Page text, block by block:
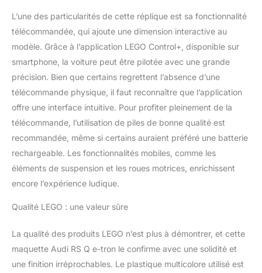
: le Rallye Dakar, les
enfants peuvent
l'épreuve une fois de
plus cette voiture Les
sets LEGO Technic
initient les enfants au
présentent des
mécanismes réalistes ; ils
contribuent à développer
de nouvelles
la curiosité Cadeau
Technic Audi RS Q e-tron
filles et tous les fans de
véhicules âgés de 10 ans
et plus est un cadeau
L’une des particularités de cette réplique est sa fonctionnalité
télécommandée, qui ajoute une dimension interactive au
modèle. Grâce à l’application LEGO Control+, disponible sur
smartphone, la voiture peut être pilotée avec une grande
précision. Bien que certains regrettent l’absence d’une
télécommande physique, il faut reconnaître que l’application
offre une interface intuitive. Pour profiter pleinement de la
télécommande, l’utilisation de piles de bonne qualité est
recommandée, même si certains auraient préféré une batterie
rechargeable. Les fonctionnalités mobiles, comme les
éléments de suspension et les roues motrices, enrichissent
encore l’expérience ludique.
Qualité LEGO : une valeur sûre
La qualité des produits LEGO n’est plus à démontrer, et cette
maquette Audi RS Q e-tron le confirme avec une solidité et
une finition irréprochables. Le plastique multicolore utilisé est